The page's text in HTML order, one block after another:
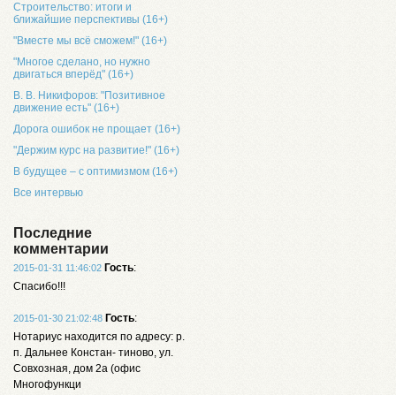
Строительство: итоги и
ближайшие перспективы (16+)
"Вместе мы всё сможем!" (16+)
"Многое сделано, но нужно
двигаться вперёд" (16+)
В. В. Никифоров: "Позитивное
движение есть" (16+)
Дорога ошибок не прощает (16+)
"Держим курс на развитие!" (16+)
В будущее – с оптимизмом (16+)
Все интервью
Последние
комментарии
2015-01-31 11:46:02 Гость:
Спасибо!!!
2015-01-30 21:02:48 Гость:
Нотариус находится по адресу: р.
п. Дальнее Констан- тиново, ул.
Совхозная, дом 2а (офис
Многофункци